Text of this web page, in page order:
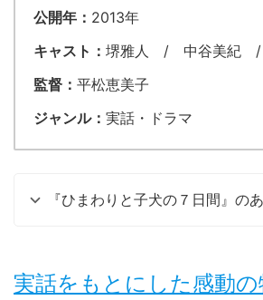
公開年： 2013年
キャスト： 堺雅人 / 中谷美紀 /
監督： 平松恵美子
ジャンル： 実話・ドラマ
『ひまわりと子犬の７日間』の
実話をもとにした感動